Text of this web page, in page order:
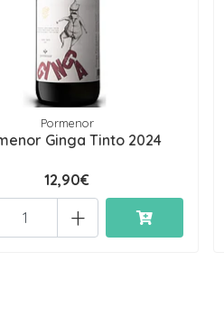
Pormenor
Ginga Tinto 2024
12,90€
+